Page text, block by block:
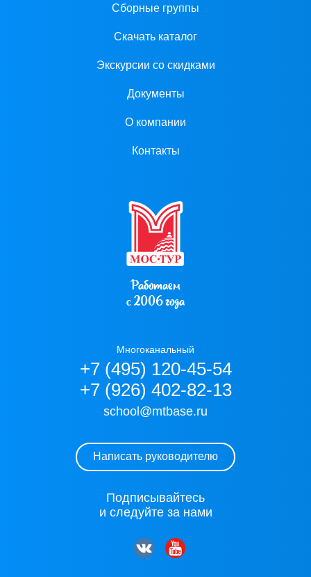
Сборные группы
Скачать каталог
Экскурсии со скидками
Документы
О компании
Контакты
Работаем
с 2006 года
Многоканальный
+7 (495) 120-45-54
+7 (926) 402-82-13
school@mtbase.ru
Написать руководителю
Подписывайтесь
и следуйте за нами